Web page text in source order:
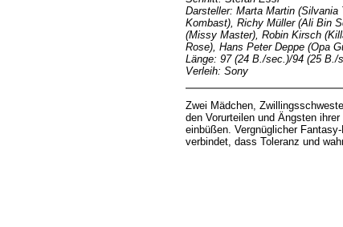
Darsteller: Marta Martin (Silvania
Kombast), Richy Müller (Ali Bin
(Missy Master), Robin Kirsch
Rose), Hans Peter Deppe (Opa
Länge: 97 (24 B./sec.)/94 (25 B./
Verleih: Sony
Zwei Mädchen,
den Vorurteilen und Ängsten
einbüßen. Vergnüglicher
verbindet, dass Toleranz und